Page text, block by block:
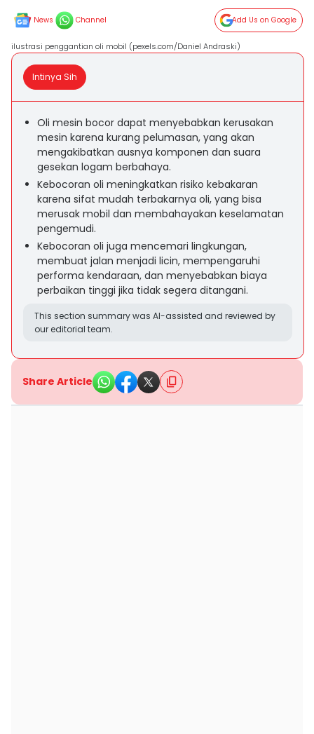
News Channel Add Us on Google
ilustrasi penggantian oli mobil (pexels.com/Daniel Andraski)
Intinya Sih
Oli mesin bocor dapat menyebabkan kerusakan
mesin karena kurang pelumasan, yang akan
mengakibatkan ausnya komponen dan suara
gesekan logam berbahaya.
Kebocoran oli meningkatkan risiko kebakaran
karena sifat mudah terbakarnya oli, yang bisa
merusak mobil dan membahayakan keselamatan
pengemudi.
Kebocoran oli juga mencemari lingkungan,
membuat jalan menjadi licin, mempengaruhi
performa kendaraan, dan menyebabkan biaya
perbaikan tinggi jika tidak segera ditangani.
This section summary was AI-assisted and reviewed by
our editorial team.
Share Article